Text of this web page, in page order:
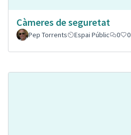
Càmeres de seguretat
Pep Torrents
Espai Públic 0 0